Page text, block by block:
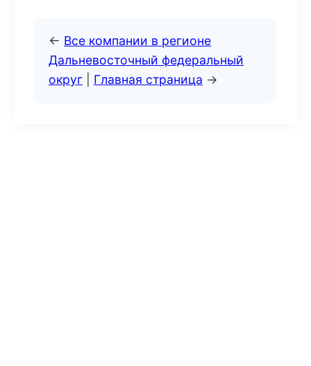
← Все компании в регионе
Дальневосточный федеральный
округ
Главная страница →